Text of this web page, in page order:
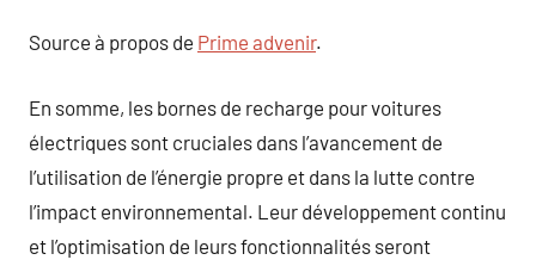
Source à propos de Prime advenir.
En somme, les bornes de recharge pour voitures
électriques sont cruciales dans l’avancement de
l’utilisation de l’énergie propre et dans la lutte contre
l’impact environnemental. Leur développement continu
et l’optimisation de leurs fonctionnalités seront